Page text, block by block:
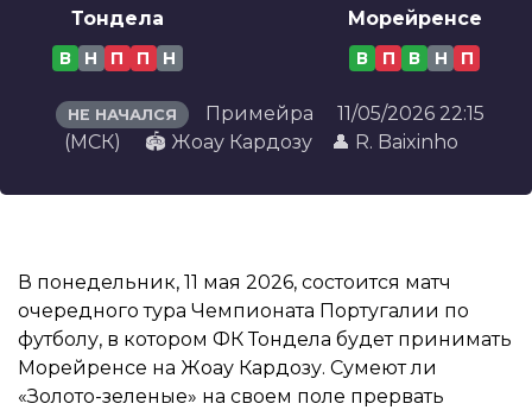
Тондела
В Н П П Н
Морейренсе
В П В Н П
НЕ НАЧАЛСЯ Примейра
11/05/2026 22:15
(МСК)
🏟️ Жоау Кардозу 👤 R. Baixinho
В понедельник, 11 мая 2026, состоится матч
очередного тура Чемпионата Португалии по
футболу, в котором ФК Тондела будет принимать
Морейренсе на Жоау Кардозу. Сумеют ли
«Золото-зеленые» на своем поле прервать